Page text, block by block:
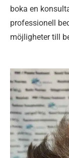
boka en
professionell
möjligheter till